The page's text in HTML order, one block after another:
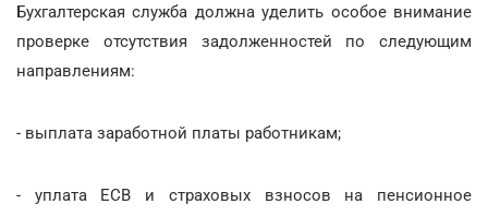
Бухгалтерская служба должна уделить особое внимание
проверке отсутствия задолженностей по следующим
направлениям:
- выплата заработной платы работникам;
- уплата ЕСВ и страховых взносов на пенсионное